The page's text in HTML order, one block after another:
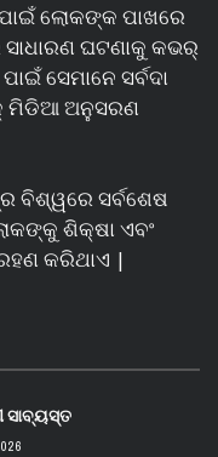
ଲୋକଙ୍କ ପାଖରେ
ସାଧାରଣ ଘଟଣାକୁ କଭର୍
ସେମାନେ ସର୍ବଦା
ମିଡିଆ ଅନୁସରଣ
ବିଶ୍ୱରେ ସର୍ବଶେଷ
ଶିକ୍ଷା ଏବଂ
କରିଥାଏ |
ସାବ୍ୟସ୍ତ